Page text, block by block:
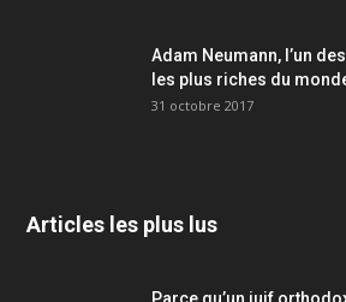
Adam Neumann, l’un
les plus riches du
31 octobre 2017
Articles les plus lus